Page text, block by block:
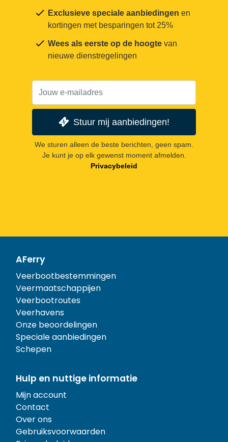
Exclusieve speciale aanbiedingen en
kortingen met besparingen tot 25%
Wees als eerste op de hoogte van
nieuwe dienstregelingen
Stuur mij aanbiedingen!
We sturen alleen de beste berichten, geen spam.
Je kunt je op elk gewenst moment afmelden.
Privacybeleid
AFerry
Veerbootbestemmingen
Veermaatschappijen
Veerbootroutes
Veerhavens
Onze beoordelingen
Speciale aanbiedingen
Schepen
Hulp en nuttige informatie
Mijn account
Contact
Over ons
Gebruiksvoorwaarden